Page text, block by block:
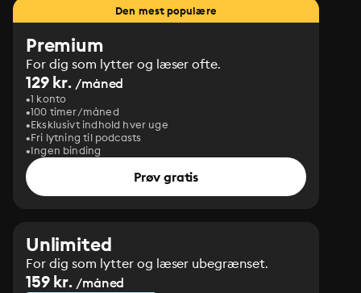
Den mest populære
Premium
For dig som lytter og læser ofte.
129 kr. /måned
1 konto
100 timer/måned
Eksklusivt indhold hver uge
Fri lytning til podcasts
Ingen binding
Prøv gratis
Unlimited
For dig som lytter og læser ubegrænset.
159 kr. /måned